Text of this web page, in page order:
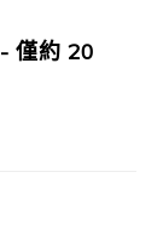
僅約 20